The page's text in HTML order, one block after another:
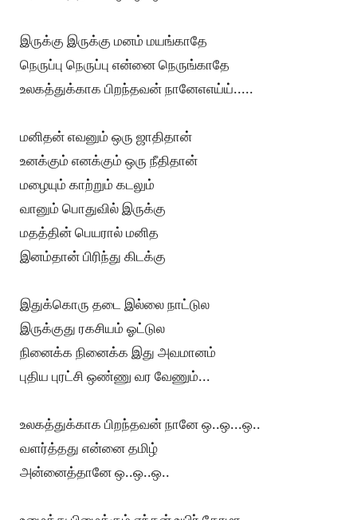
இருக்கு இருக்கு மனம் மயங்காதே
நெருப்பு நெருப்பு என்னை நெருங்காதே
உலகத்துக்காக பிறந்தவன் நானேஎஎய்ய்.....
மனிதன் எவனும் ஒரு ஜாதிதான்
உனக்கும் எனக்கும் ஒரு நீதிதான்
மழையும் காற்றும் கடலும்
வானும் பொதுவில் இருக்கு
மதத்தின் பெயரால் மனித
இனம்தான் பிரிந்து கிடக்கு
இதுக்கொரு தடை இல்லை நாட்டுல
இருக்குது ரகசியம் ஓட்டுல
நினைக்க நினைக்க இது அவமானம்
புதிய புரட்சி ஒண்ணு வர வேணும்...
உலகத்துக்காக பிறந்தவன் நானே ஒ..ஒ...ஒ..
வளர்த்தது என்னை தமிழ்
அன்னைத்தானே ஒ..ஒ..ஒ..